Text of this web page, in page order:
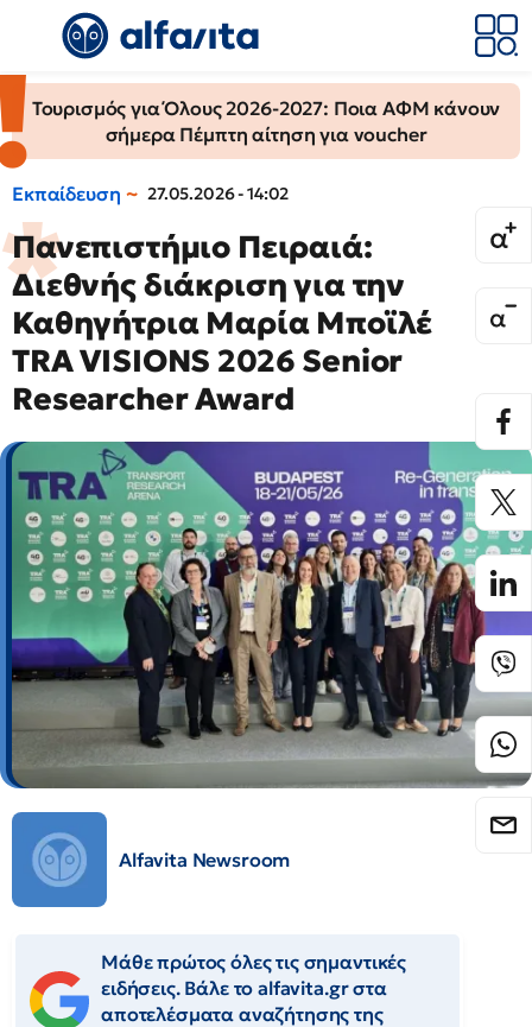
Τουρισμός για Όλους 2026-2027: Ποια ΑΦΜ κάνουν
σήμερα Πέμπτη αίτηση για voucher
Εκπαίδευση 27.05.2026 - 14:02
Πανεπιστήμιο Πειραιά:
Διεθνής διάκριση για την
Καθηγήτρια Μαρία Μποϊλέ
TRA VISIONS 2026 Senior
Researcher Award
Alfavita Newsroom
Μάθε πρώτος όλες τις σημαντικές
ειδήσεις. Βάλε το alfavita.gr στα
αποτελέσματα αναζήτησης της